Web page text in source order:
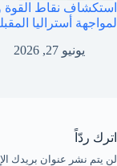
استكشاف نقاط
لمواجهة أستراليا
يونيو 27, 2026
اترك ردّاً
لن يتم نشر عنوان بريدك